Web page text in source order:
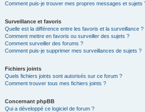
Comment puis-je trouver mes propres messages et sujets
Surveillance et favoris
Quelle est la différence entre les favoris et la surveillance ?
Comment mettre en favoris ou surveiller des sujets ?
Comment surveiller des forums ?
Comment puis-je supprimer mes surveillances de sujets ?
Fichiers joints
Quels fichiers joints sont autorisés sur ce forum ?
Comment trouver tous mes fichiers joints ?
Concernant phpBB
Qui a développé ce logiciel de forum ?